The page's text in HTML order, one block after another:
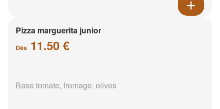
Pizza marguerita junior
Dès 11.50 €
Base tomate, fromage, olives